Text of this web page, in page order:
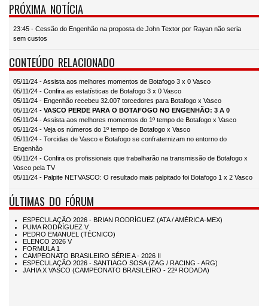
PRÓXIMA NOTÍCIA
23:45 - Cessão do Engenhão na proposta de John Textor por Rayan não seria
sem custos
CONTEÚDO RELACIONADO
05/11/24 - Assista aos melhores momentos de Botafogo 3 x 0 Vasco
05/11/24 - Confira as estatísticas de Botafogo 3 x 0 Vasco
05/11/24 - Engenhão recebeu 32.007 torcedores para Botafogo x Vasco
05/11/24 - VASCO PERDE PARA O BOTAFOGO NO ENGENHÃO: 3 A 0
05/11/24 - Assista aos melhores momentos do 1º tempo de Botafogo x Vasco
05/11/24 - Veja os números do 1º tempo de Botafogo x Vasco
05/11/24 - Torcidas de Vasco e Botafogo se confraternizam no entorno do
Engenhão
05/11/24 - Confira os profissionais que trabalharão na transmissão de Botafogo x
Vasco pela TV
05/11/24 - Palpite NETVASCO: O resultado mais palpitado foi Botafogo 1 x 2 Vasco
ÚLTIMAS DO FÓRUM